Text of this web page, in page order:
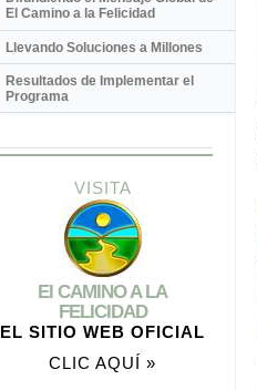
El Camino a la Felicidad
Llevando Soluciones a Millones
Resultados de Implementar el
Programa
VISITA
El CAMINO A LA
FELICIDAD
EL SITIO WEB OFICIAL
CLIC AQUÍ »